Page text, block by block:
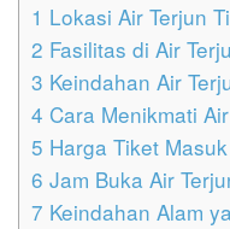
1 Lokasi Air Terjun
2 Fasilitas di Air
3 Keindahan Air
4 Cara Menikmati
5 Harga Tiket
6 Jam Buka Air
7 Keindahan Alam